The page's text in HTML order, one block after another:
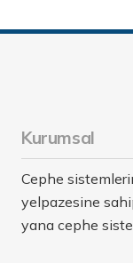
Kurumsal
Cephe
yelpazesine
yana cephe